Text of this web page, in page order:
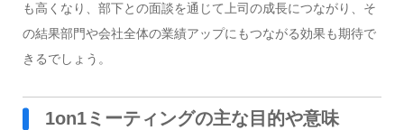
も高くなり、部下との面談を通じて上司の成長につながり、そ
の結果部門や会社全体の業績アップにもつながる効果も期待で
きるでしょう。
1on1ミーティングの主な目的や意味